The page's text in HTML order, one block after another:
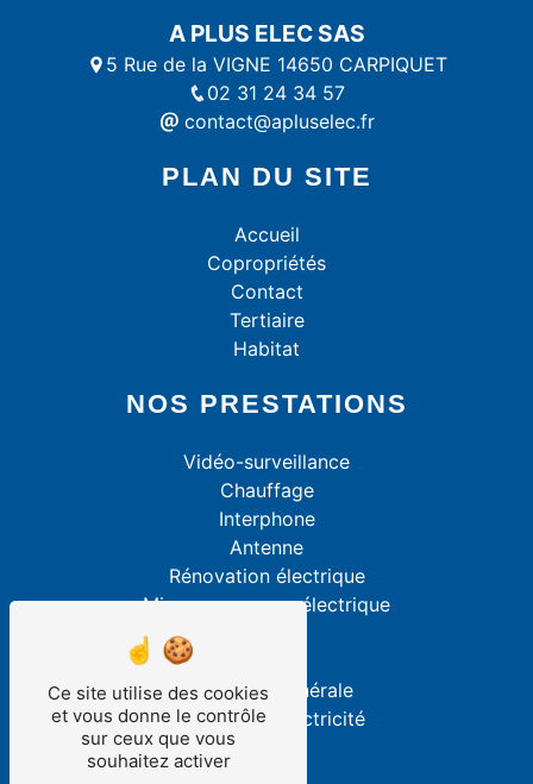
A PLUS ELEC SAS
5 Rue de la VIGNE 14650 CARPIQUET
02 31 24 34 57
contact@apluselec.fr
PLAN DU SITE
Accueil
Copropriétés
Contact
Tertiaire
Habitat
NOS PRESTATIONS
Vidéo-surveillance
Chauffage
Interphone
Antenne
Rénovation électrique
Mise aux normes électrique
Électricité générale
Dépannage électricité
Ce site utilise des cookies
et vous donne le contrôle
sur ceux que vous
souhaitez activer